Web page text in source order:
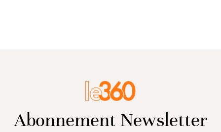
Abonnement Newsletter